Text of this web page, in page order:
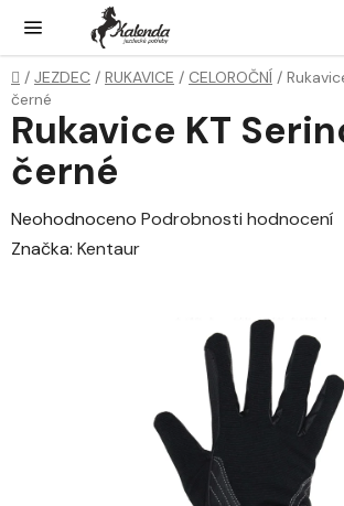
obsah
Domů
/ JEZDEC / RUKAVICE / CELOROČNÍ /
černé
Rukavice KT
černé
Průměrné
hodnocení
Neohodnoceno Podrobnosti hodnocení
Značka: Kentaur